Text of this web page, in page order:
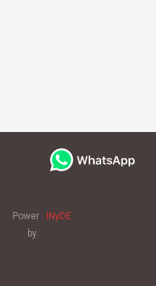
Power
by
INyDE